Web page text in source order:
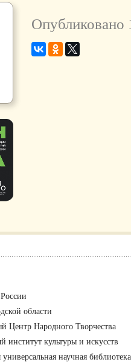
Опубликовано
области
Центр Народного Творчества
институт культуры и искусств
универсальная научная библиотека